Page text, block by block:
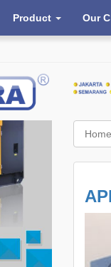
Product Our
Home